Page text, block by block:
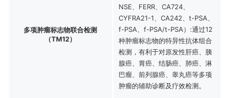
多项肿瘤标志物联合检测
（TM12）
NSE、FERR、CA724、
CYFRA21-1、CA242、t-PSA、
f-PSA、f-PSA/t-PSA）:通过12
种肿瘤标志物的特异性抗体组合
检测，有利于对原发性肝癌、胰
腺癌、胃癌、结肠癌、肺癌、淋
巴瘤、前列腺癌、睾丸癌等多项
肿瘤的辅助诊断及疗效检测。